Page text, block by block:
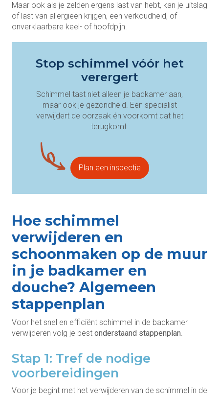
Maar ook als je zelden ergens last van hebt, kan je uitslag
of last van allergieën krijgen, een verkoudheid, of
onverklaarbare keel- of hoofdpijn.
Stop schimmel vóór het
verergert
Schimmel tast niet alleen je badkamer aan,
maar ook je gezondheid. Een specialist
verwijdert de oorzaak én voorkomt dat het
terugkomt.
Plan een inspectie
Hoe schimmel
verwijderen en
schoonmaken op de muur
in je badkamer en
douche? Algemeen
stappenplan
Voor het snel en efficiënt schimmel in de badkamer
verwijderen volg je best onderstaand stappenplan.
Stap 1: Tref de nodige
voorbereidingen
Voor je begint met het verwijderen van de schimmel in de